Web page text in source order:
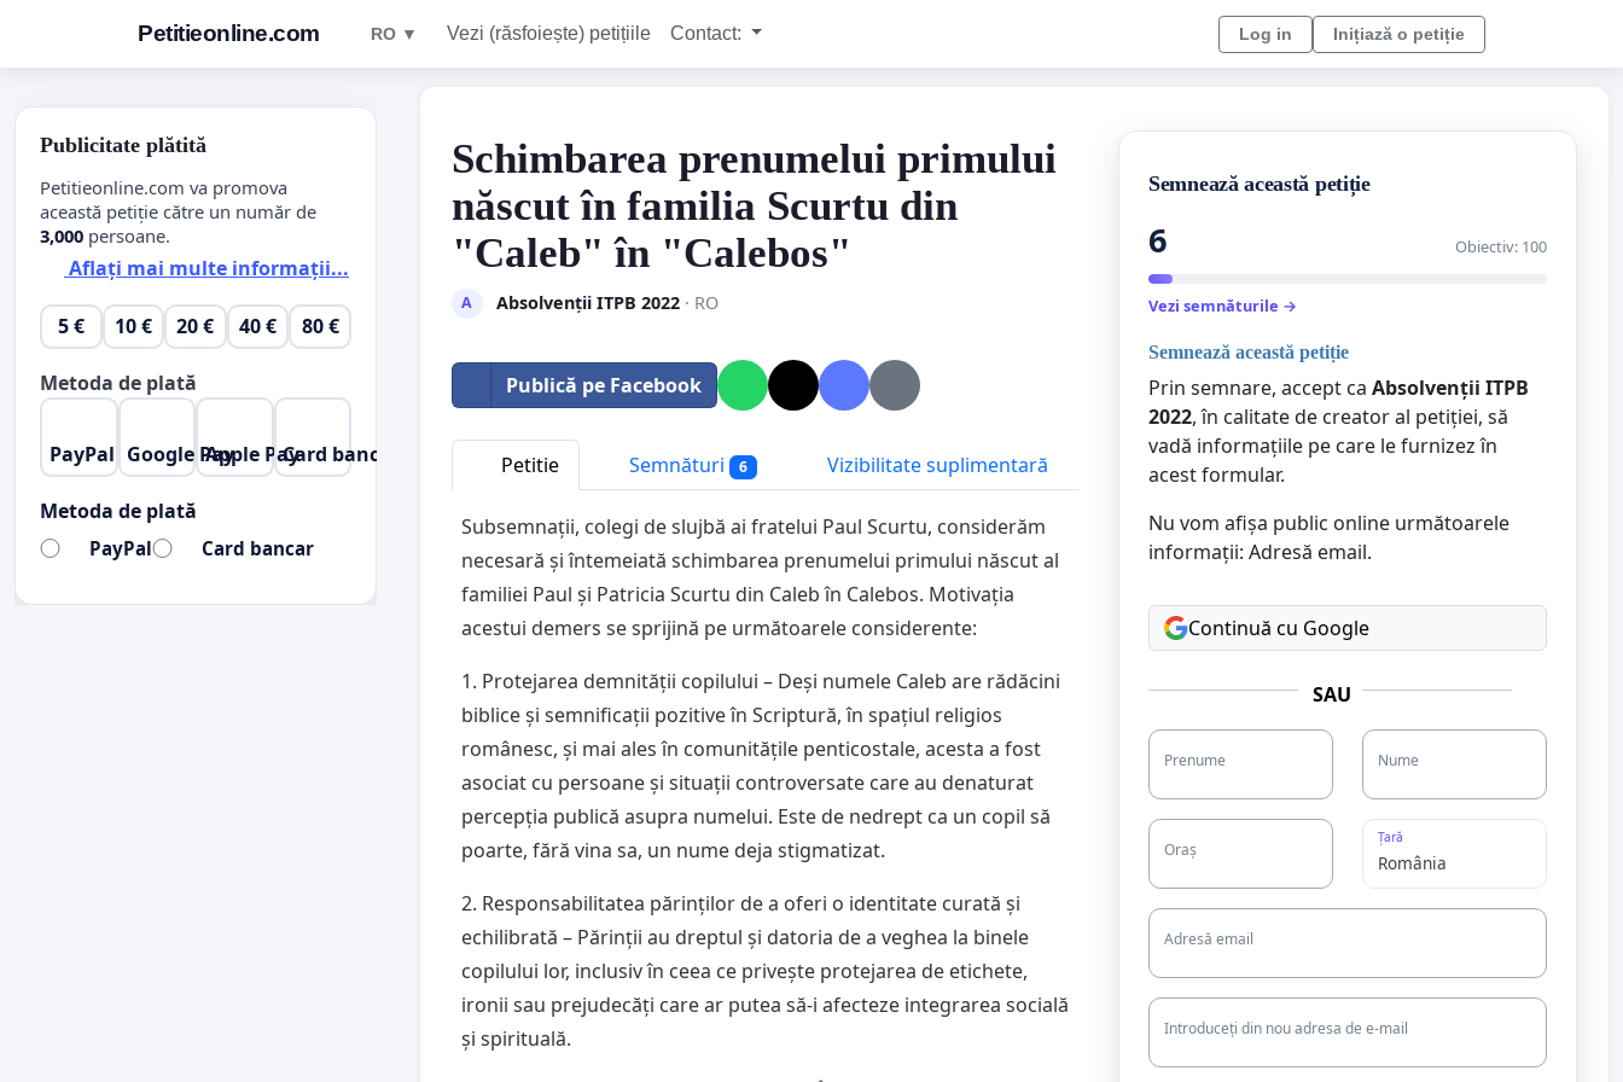
Petitieonline.com RO ▼ Vezi (răsfoiește) petițiile Contact: Log in Inițiază o petiție
Schimbarea prenumelui primului
născut în familia Scurtu din
"Caleb" în "Calebos"
A Absolvenții ITPB 2022· RO
Publică pe Facebook
Petitie Semnături 6 Vizibilitate suplimentară
Subsemnații, colegi de slujbă ai fratelui Paul Scurtu, considerăm
necesară și întemeiată schimbarea prenumelui primului născut al
familiei Paul și Patricia Scurtu din Caleb în Calebos. Motivația
acestui demers se sprijină pe următoarele considerente:
1. Protejarea demnității copilului – Deși numele Caleb are rădăcini
biblice și semnificații pozitive în Scriptură, în spațiul religios
românesc, și mai ales în comunitățile penticostale, acesta a fost
asociat cu persoane și situații controversate care au denaturat
percepția publică asupra numelui. Este de nedrept ca un copil să
poarte, fără vina sa, un nume deja stigmatizat.
2. Responsabilitatea părinților de a oferi o identitate curată și
echilibrată – Părinții au dreptul și datoria de a veghea la binele
copilului lor, inclusiv în ceea ce privește protejarea de etichete,
ironii sau prejudecăți care ar putea să-i afecteze integrarea socială
și spirituală.
Semnează această petiție
6 Obiectiv: 100
Vezi semnăturile →
Semnează această petiție
Prin semnare, accept ca Absolvenții ITPB
2022, în calitate de creator al petiției, să
vadă informațiile pe care le furnizez în
acest formular.
Nu vom afișa public online următoarele
informații: Adresă email.
Continuă cu Google
SAU
Prenume Nume
Oraș
Țară
Adresă email
Introduceți din nou adresa de e-mail
Publicitate plătită
Petitieonline.com va promova
această petiție către un număr de
3,000 persoane.
Aflați mai multe informații...
5 € 10 € 20 € 40 € 80 €
Metoda de plată
PayPal Google PayApple PayCard bancar
Metoda de plată
PayPal Card bancar